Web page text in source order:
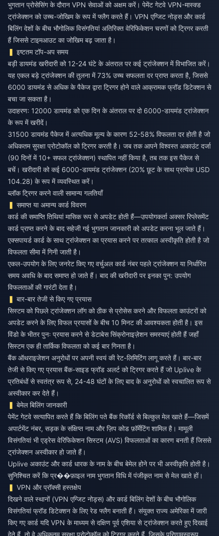
भुगतान प्रोसेसिंग के दौरान VPN सेवाओं को अक्षम करें। पेमेंट गेटवे VPN-मास्क्ड
ट्रांजेक्शन को उच्च-जोखिम के रूप में फ्लैग करते हैं। VPN एग्जिट नोड्स और कार्ड
बिलिंग देशों के बीच भौगोलिक विसंगतियां अतिरिक्त वेरिफिकेशन चरणों को ट्रिगर करती
हैं जिससे टाइमआउट का जोखिम बढ़ जाता है।
इष्टतम टॉप-अप समय
बड़ी डायमंड खरीदारी को 12-24 घंटे के अंतराल पर कई ट्रांजेक्शन में विभाजित करें।
यह एकल बड़े ट्रांजेक्शन की तुलना में 73% उच्च सफलता दर प्राप्त करता है, जिससे
6000 डायमंड से अधिक के पैकेज द्वारा ट्रिगर होने वाले आक्रामक फ्रॉड डिटेक्शन से
बचा जा सकता है।
उदाहरण: 12000 डायमंड को एक दिन के अंतराल पर दो 6000-डायमंड ट्रांजेक्शन
के रूप में खरीदें।
31500 डायमंड पैकेज में अत्यधिक मूल्य के कारण 52-58% विफलता दर होती है जो
अधिकतम सुरक्षा प्रोटोकॉल को ट्रिगर करती है। जब तक आपने विश्वस्त अकाउंट दर्जा
(90 दिनों में 10+ सफल ट्रांजेक्शन) स्थापित नहीं किया है, तब तक इस पैकेज से
बचें। खरीदारी को कई 6000-डायमंड ट्रांजेक्शन (20% छूट के साथ प्रत्येक USD
104.28) के रूप में व्यवस्थित करें।
ब्लॉक ट्रिगर करने वाली सामान्य गलतियाँ
समाप्त या अमान्य कार्ड विवरण
कार्ड की समाप्ति तिथियां मासिक रूप से अपडेट होती हैं—उपयोगकर्ता अक्सर रिप्लेसमेंट
कार्ड प्राप्त करने के बाद सहेजी गई भुगतान जानकारी को अपडेट करना भूल जाते हैं।
एक्सपायर्ड कार्ड के साथ ट्रांजेक्शन का प्रयास करने पर तत्काल अस्वीकृति होती है जो
विफलता सीमा में गिनी जाती है।
एकल-उपयोग के लिए जनरेट किए गए वर्चुअल कार्ड नंबर पहले ट्रांजेक्शन या निर्धारित
समय अवधि के बाद समाप्त हो जाते हैं। बाद की खरीदारी पर इनका पुन: उपयोग
विफलताओं की गारंटी देता है।
बार-बार तेजी से किए गए प्रयास
सिस्टम को पिछले ट्रांजेक्शन लॉग को ठीक से प्रोसेस करने और विफलता काउंटरों को
अपडेट करने के लिए विफल प्रयासों के बीच 10 मिनट की आवश्यकता होती है। इस
विंडो के भीतर पुनः प्रयास करने से डेटाबेस सिंक्रोनाइज़ेशन समस्याएं होती हैं जहाँ
सिस्टम एक ही तार्किक विफलता को कई बार गिनता है।
बैंक ऑथराइजेशन अनुरोधों पर अपनी स्वयं की रेट-लिमिटिंग लागू करते हैं। बार-बार
तेजी से किए गए प्रयास बैंक-साइड फ्रॉड अलर्ट को ट्रिगर करते हैं जो Uplive के
प्रतिबंधों से स्वतंत्र रूप से, 24-48 घंटों के लिए बाद के अनुरोधों को स्वचालित रूप से
अस्वीकार कर देते हैं।
बेमेल बिलिंग जानकारी
पेमेंट गेटवे सत्यापित करते हैं कि बिलिंग पते बैंक रिकॉर्ड से बिल्कुल मेल खाते हैं—जिसमें
अपार्टमेंट नंबर, सड़क के संक्षिप्त नाम और ज़िप कोड फ़ॉर्मेटिंग शामिल है। मामूली
विसंगतियां भी एड्रेस वेरिफिकेशन सिस्टम (AVS) विफलताओं का कारण बनती हैं जिससे
ट्रांजेक्शन अस्वीकार हो जाते हैं।
Uplive अकाउंट और कार्ड धारक के नाम के बीच बेमेल होने पर भी अस्वीकृति होती है।
सुनिश्चित करें कि प्र��फ़ाइल नाम भुगतान विधि में पंजीकृत नाम से मेल खाते हों।
VPN और प्रॉक्सी हस्तक्षेप
दिखने वाले स्थानों (VPN एग्जिट नोड्स) और कार्ड बिलिंग देशों के बीच भौगोलिक
विसंगतियां फ्रॉड डिटेक्शन के लिए रेड फ्लैग बनाती हैं। संयुक्त राज्य अमेरिका में जारी
किए गए कार्ड यदि VPN के माध्यम से दक्षिण पूर्व एशिया से ट्रांजेक्शन करते हुए दिखाई
देते हैं, तो वे अधिकतम सुरक्षा प्रोटोकॉल को ट्रिगर करते हैं, जिसके परिणामस्वरूप